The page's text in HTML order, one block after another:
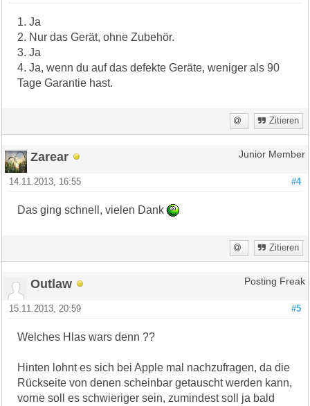
1. Ja
2. Nur das Gerät, ohne Zubehör.
3. Ja
4. Ja, wenn du auf das defekte Geräte, weniger als 90
Tage Garantie hast.
Zitieren
Zarear Junior Member
#4
14.11.2013, 16:55
Das ging schnell, vielen Dank
Zitieren
Outlaw Posting Freak
#5
15.11.2013, 20:59
Welches Hlas wars denn ??
Hinten lohnt es sich bei Apple mal nachzufragen, da die
Rückseite von denen scheinbar getauscht werden kann,
vorne soll es schwieriger sein, zumindest soll ja bald